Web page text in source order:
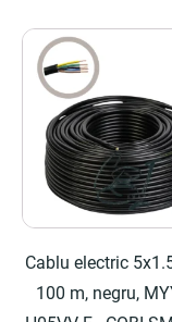
Cablu electric
100 m, negru,